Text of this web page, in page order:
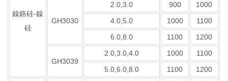
鎳鉻硅-鎳
硅
GH3030
2.0,3.0 900
1000
4.0,5.0
1000
1100
6.0,8.0
1100 1200
GH3039
2.0,3.0,4.0 1000
1100
5.0,6.0,8.0
1100 1200